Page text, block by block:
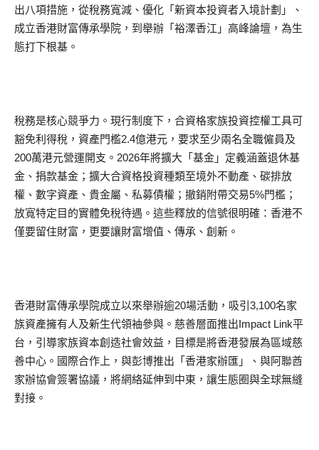
出八項措施，從稅務寬減、優化「新資本投資者入境計劃」、
成立香港財富傳承學院，到舉辦「裕澤香江」高峰論壇，為生
態打下根基。
稅務是核心競爭力。現行制度下，合資格家族投資控權工具可
豁免利得稅，資產門檻2.4億港元，要求至少兩名全職僱員及
200萬港元營運開支。2026年將擴大「基金」定義涵蓋退休基
金、捐款基金；擴大合資格投資種類至境外不動產、碳排放
權、數字資產、貴金屬、私募債權；撤銷附帶交易5%門檻；
放寬特定目的實體免稅待遇。這些釋放的信號很明確：香港不
僅要留住財富，更要讓財富增值、傳承、創新。
香港財富傳承學院成立以來舉辦逾20場活動，吸引3,100名家
族資產擁有人及新生代領袖參與。慈善層面推出Impact Link平
台，引導家族資本創造社會效益，目標是將香港發展為區域慈
善中心。國際合作上，與彭博推出「香港家辦匯」、與阿聯酋
家辦協會簽署協議，將網絡延伸到中東，讓生態圈與全球無縫
對接。